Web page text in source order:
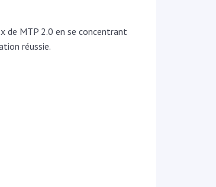
de MTP 2.0 en se concentrant
réussie.